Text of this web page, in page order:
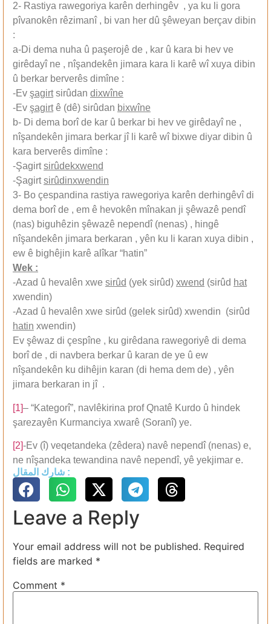
2- Rastiya rawegoriya karên derhingêv , ya ku li gora
pîvanokên rêzimanî , bi van her dû şêweyan berçav dibin
:
a-Di dema nuha û paşerojê de , kar û kara bi hev ve
girêdayî ne , nîşandekên jimara kara li karê wî xuya dibin
û berkar berverês dimîne :
-Ev şagirtsirûdan dixwîne
-Ev şagirtê (dê) sirûdan bixwîne
b- Di dema borî de kar û berkar bi hev ve girêdayî ne ,
nîşandekên jimara berkar jî li karê wî bixwe diyar dibin û
kara berverês dimîne :
-Şagirtsirûdekxwend
-Şagirtsirûdinxwendin
3- Bo çespandina rastiya rawegoriya karên derhingêvî di
dema borî de , em ê hevokên mînakan ji şêwazê pendî
(nas) biguhêzin şêwazê nependî (nenas) , hingê
nîşandekên jimara berkaran , yên ku li karan xuya dibin ,
ew ê bighêjin karê alîkar “hatin”
Wek :
-Azad û hevalên xwe sirûd (yek sirûd) xwend (sirûd hat
xwendin)
-Azad û hevalên xwe sirûd (gelek sirûd) xwendin (sirûd
hatin xwendin)
Ev şêwaz di çespîne , ku girêdana rawegoriyê di dema
borî de , di navbera berkar û karan de ye û ew
nîşandekên ku dihêjin karan (di hema dem de) , yên
jimara berkaran in jî .
[1]– “Kategorî”, navlêkirina prof Qnatê Kurdo û hindek
şarezayên Kurmanciya xwarê (Soranî) ye.
[2]-Ev (î) veqetandeka (zêdera) navê nependî (nenas) e,
ne nîşandeka tewandina navê nependî, yê yekjimar e.
شارك المقال :
Leave a Reply
Your email address will not be published. Required
fields are marked *
Comment *